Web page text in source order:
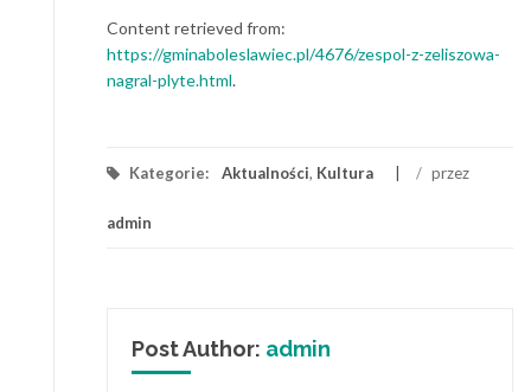
Content retrieved from:
https://gminaboleslawiec.pl/4676/zespol-z-zeliszowa-
nagral-plyte.html.
Kategorie: Aktualności, Kultura / przez
admin
Post Author: admin